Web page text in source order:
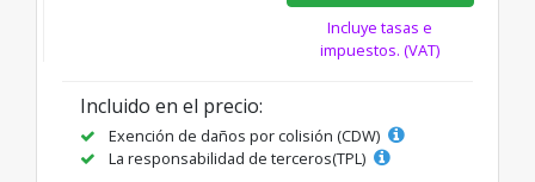
Incluye tasas e
impuestos. (VAT)
Incluido en el precio:
Exención de daños por colisión (CDW)
La responsabilidad de terceros(TPL)